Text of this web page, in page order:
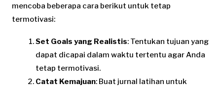
mencoba beberapa cara berikut untuk tetap
termotivasi:
Set Goals yang Realistis: Tentukan tujuan yang
dapat dicapai dalam waktu tertentu agar Anda
tetap termotivasi.
Catat Kemajuan: Buat jurnal latihan untuk